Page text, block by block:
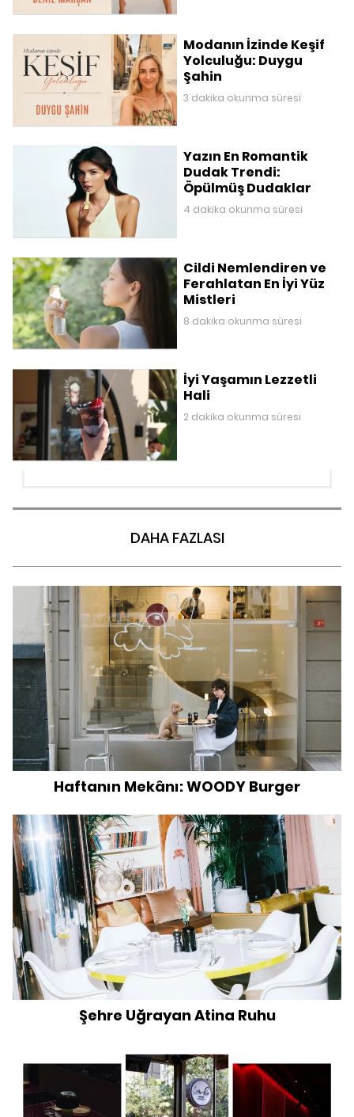
Modanın İzinde Keşif
Yolculuğu: Duygu
Şahin
3 dakika okunma süresi
Yazın En Romantik
Dudak Trendi:
Öpülmüş Dudaklar
4 dakika okunma süresi
Cildi Nemlendiren ve
Ferahlatan En İyi Yüz
Mistleri
8 dakika okunma süresi
İyi Yaşamın Lezzetli
Hali
2 dakika okunma süresi
DAHA FAZLASI
Haftanın Mekânı: WOODY Burger
Şehre Uğrayan Atina Ruhu